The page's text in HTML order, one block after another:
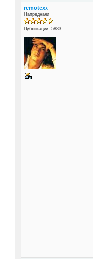
remotexx
Напреднали
Публикации: 5883